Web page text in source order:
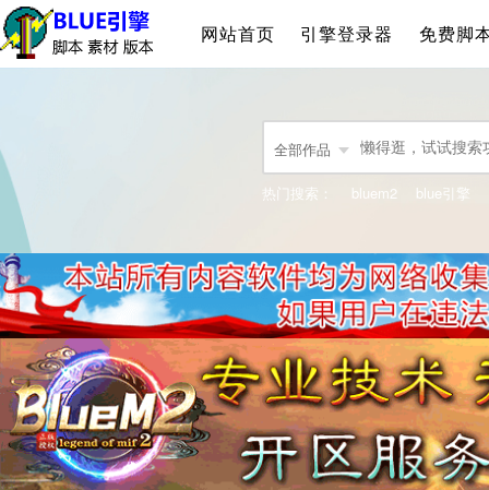
网站首页 引擎登录器 免费脚
全部作品
热门搜索： bluem2 blue引擎